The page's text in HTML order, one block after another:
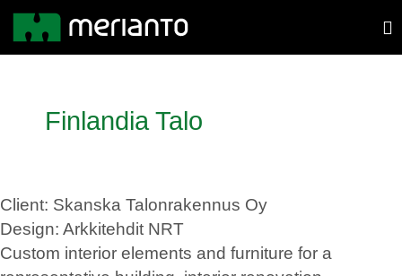
Finlandia Talo
Client: Skanska Talonrakennus Oy
Design: Arkkitehdit NRT
Custom interior elements and furniture for a